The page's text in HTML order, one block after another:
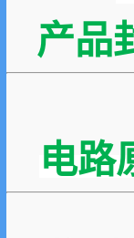
产品
电路